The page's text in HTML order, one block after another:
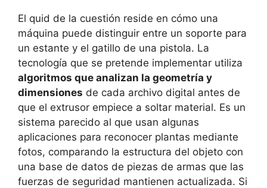
El quid de la cuestión reside en cómo una
máquina puede distinguir entre un soporte para
un estante y el gatillo de una pistola. La
tecnología que se pretende implementar utiliza
algoritmos que analizan la geometría y
dimensiones de cada archivo digital antes de
que el extrusor empiece a soltar material. Es un
sistema parecido al que usan algunas
aplicaciones para reconocer plantas mediante
fotos, comparando la estructura del objeto con
una base de datos de piezas de armas que las
fuerzas de seguridad mantienen actualizada. Si